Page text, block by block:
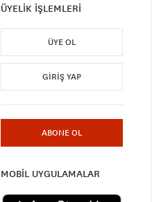
ÜYELİK İŞLEMLERİ
ÜYE OL
GIRIŞ YAP
ABONE OL
MOBİL UYGULAMALAR